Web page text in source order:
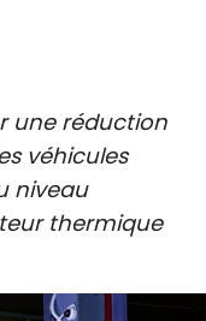
une réduction
véhicules
niveau
thermique